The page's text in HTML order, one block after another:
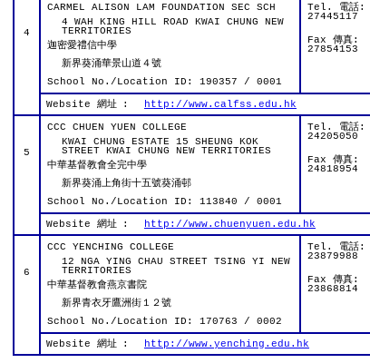
4
CARMEL ALISON LAM FOUNDATION SEC SCH
4 WAH KING HILL ROAD KWAI CHUNG NEW
TERRITORIES
迦密愛禮信中學
新界葵涌華景山道４號
School No./Location ID: 190357 / 0001
Tel. 電話:
27445117
Fax 傳真:
27854153
Website 網址 : http://www.calfss.edu.hk
5
CCC CHUEN YUEN COLLEGE
KWAI CHUNG ESTATE 15 SHEUNG KOK
STREET KWAI CHUNG NEW TERRITORIES
中華基督教會全完中學
新界葵涌上角街十五號葵涌邨
School No./Location ID: 113840 / 0001
Tel. 電話:
24205050
Fax 傳真:
24818954
Website 網址 : http://www.chuenyuen.edu.hk
6
CCC YENCHING COLLEGE
12 NGA YING CHAU STREET TSING YI NEW
TERRITORIES
中華基督教會燕京書院
新界青衣牙鷹洲街１２號
School No./Location ID: 170763 / 0002
Tel. 電話:
23879988
Fax 傳真:
23868814
Website 網址 : http://www.yenching.edu.hk